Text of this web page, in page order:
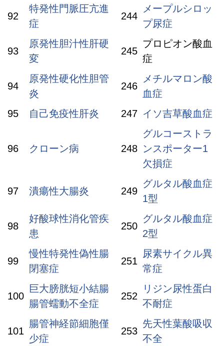
92
特発性門脈圧亢進
症
244
メープルシロッ
プ尿症
93
原発性胆汁性肝硬
変
245
プロピオン酸血
症
94
原発性硬化性胆管
炎
246
メチルマロン酸
血症
95
自己免疫性肝炎 247 イソ吉草酸血症
96 クローン病 248
グルコーストラ
ンスポーター1
欠損症
97 潰瘍性大腸炎 249
グルタル酸血症
1型
98
好酸球性消化管疾
患
250
グルタル酸血症
2型
99
慢性特発性偽性腸
閉塞症
251
尿素サイクル異
常症
100
巨大膀胱短小結腸
腸管蠕動不全症
252
リジン尿性蛋白
不耐症
101
腸管神経節細胞僅
少症
253
先天性葉酸吸収
不全